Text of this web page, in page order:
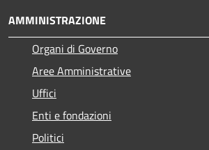
AMMINISTRAZIONE
Organi di Governo
Aree Amministrative
Uffici
Enti e fondazioni
Politici